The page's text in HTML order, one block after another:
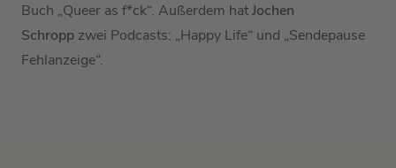
Buch „Queer as f*ck“. Außerdem hatJochen
Schropp zwei Podcasts: „Happy Life“ und „Sendepause
Fehlanzeige“.